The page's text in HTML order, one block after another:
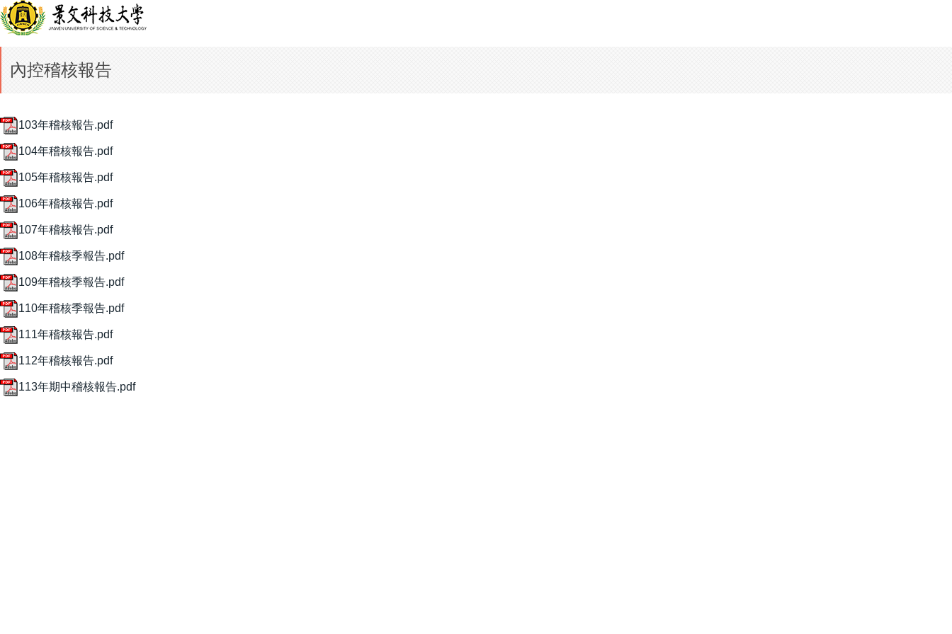
內控稽核報告
103年稽核報告.pdf
104年稽核報告.pdf
105年稽核報告.pdf
106年稽核報告.pdf
107年稽核報告.pdf
108年稽核季報告.pdf
109年稽核季報告.pdf
110年稽核季報告.pdf
111年稽核報告.pdf
112年稽核報告.pdf
113年期中稽核報告.pdf